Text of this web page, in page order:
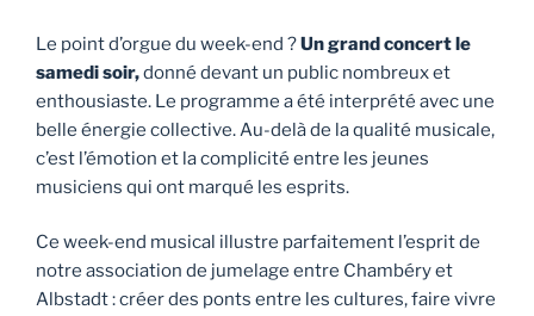
Le point d’orgue du week-end ?Un grand concert le
samedi soir,donné devant un public nombreux et
enthousiaste. Le programme a été interprété avec une
belle énergie collective. Au-delà de la qualité musicale,
c’est l’émotion et la complicité entre les jeunes
musiciens qui ont marqué les esprits.
Ce week-end musical illustre parfaitement l’esprit de
notre association de jumelage entre Chambéry et
Albstadt : créer des ponts entre les cultures, faire vivre